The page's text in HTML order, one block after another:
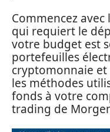
Commencez
qui requiert le
votre budget est
portefeuilles
cryptomonnaie
les méthodes
fonds à votre
trading de